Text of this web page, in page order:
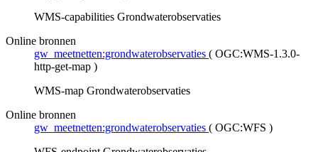
WMS-capabilities Grondwaterobservaties
Online bronnen
gw_meetnetten:grondwaterobservaties ( OGC:WMS-1.3.0-
http-get-map )
WMS-map Grondwaterobservaties
Online bronnen
gw_meetnetten:grondwaterobservaties ( OGC:WFS )